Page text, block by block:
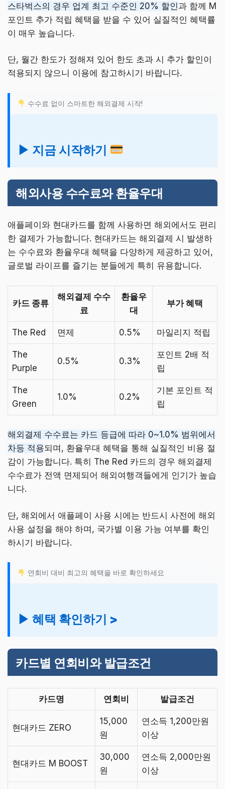
스타벅스의 경우 업계 최고 수준인 20% 할인과 함께 M
포인트 추가 적립 혜택을 받을 수 있어 실질적인 혜택률
이 매우 높습니다.
단, 월간 한도가 정해져 있어 한도 초과 시 추가 할인이
적용되지 않으니 이용에 참고하시기 바랍니다.
수수료 없이 스마트한 해외결제 시작!
▶ 지금 시작하기
해외사용 수수료와 환율우대
애플페이와 현대카드를 함께 사용하면 해외에서도 편리
한 결제가 가능합니다. 현대카드는 해외결제 시 발생하
는 수수료와 환율우대 혜택을 다양하게 제공하고 있어,
글로벌 라이프를 즐기는 분들에게 특히 유용합니다.
카드 종류
해외결제 수수
료
환율우
대
부가 혜택
The Red 면제 0.5% 마일리지 적립
The
Purple
0.5% 0.3%
포인트 2배 적
립
The
Green
1.0% 0.2%
기본 포인트 적
립
해외결제 수수료는 카드 등급에 따라 0~1.0% 범위에서
차등 적용되며, 환율우대 혜택을 통해 실질적인 비용 절
감이 가능합니다. 특히 The Red 카드의 경우 해외결제
수수료가 전액 면제되어 해외여행객들에게 인기가 높습
니다.
단, 해외에서 애플페이 사용 시에는 반드시 사전에 해외
사용 설정을 해야 하며, 국가별 이용 가능 여부를 확인
하시기 바랍니다.
연회비 대비 최고의 혜택을 바로 확인하세요
▶ 혜택 확인하기 >
카드별 연회비와 발급조건
카드명 연회비 발급조건
현대카드 ZERO
15,000
원
연소득 1,200만원
이상
현대카드 M BOOST
30,000
원
연소득 2,000만원
이상